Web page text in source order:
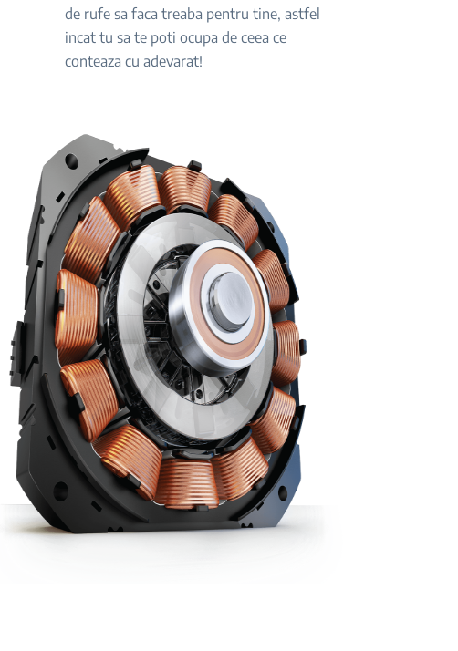
de rufe sa faca treaba pentru tine, astfel
incat tu sa te poti ocupa de ceea ce
conteaza cu adevarat!